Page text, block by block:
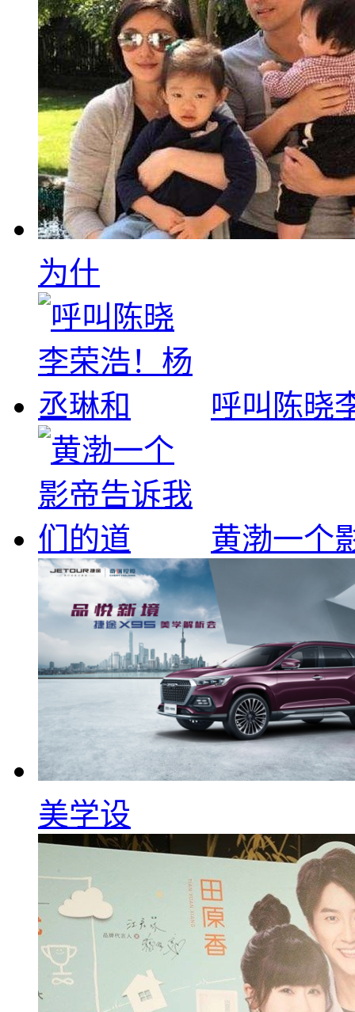
为什
呼叫陈晓
黄渤一个
美学设